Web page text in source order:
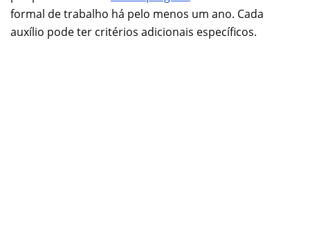
formal de trabalho há pelo menos um ano. Cada
auxílio pode ter critérios adicionais específicos.